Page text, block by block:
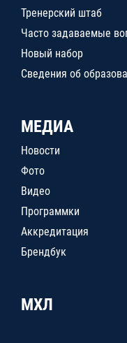
Тренерский штаб
Часто задаваемые
Новый набор
Сведения об
МЕДИА
Новости
Фото
Видео
Программки
Аккредитация
Брендбук
МХЛ